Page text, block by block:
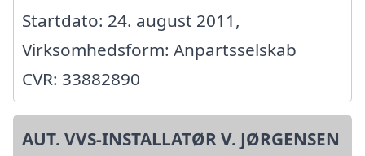
Startdato: 24. august 2011,
Virksomhedsform: Anpartsselskab
CVR: 33882890
AUT. VVS-INSTALLATØR V. JØRGENSEN